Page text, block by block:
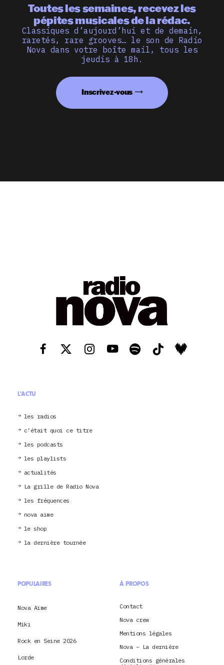
Toutes les semaines, recevez les
pépites musicales de la rédac.
Classiques d’aujourd’hui et de demain,
raretés, rare grooves… le son de Radio
Nova dans votre boîte mail, tous les
jeudis à 18h.
Inscrivez-vous
L'ACTU
les radios
c’était quoi ce titre
les podcasts
les playlists
actualités
La grille de Radio Nova
les fréquences
nova aime
le shop
la dernière tournée
POPULAIRES
Nova Aime
Miki
Rock en Seine 2026
Lorde
À PROPOS
Contact
Nova crew
Mentions légales
Nova – La dernière
Conditions générales